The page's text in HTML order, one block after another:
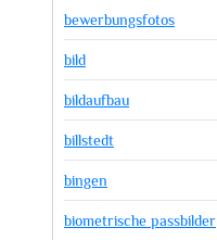
bewerbungsfotos
bild
bildaufbau
billstedt
bingen
biometrische passbilder